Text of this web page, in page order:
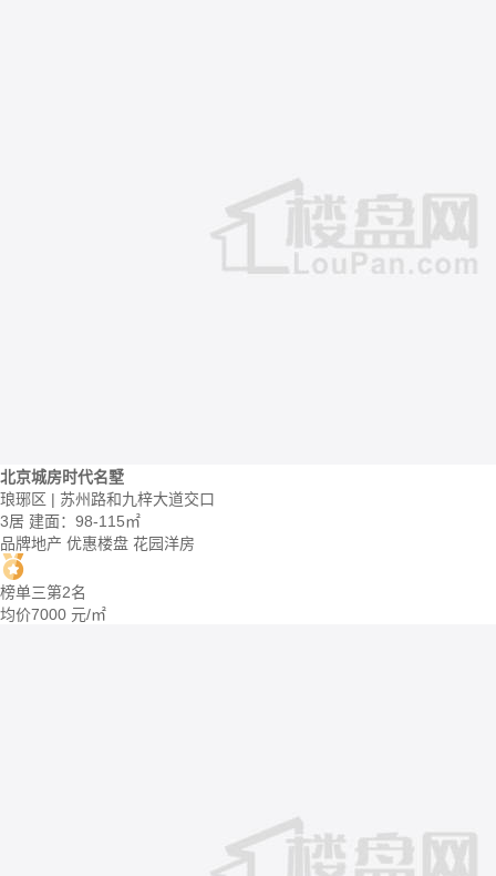
北京城房时代名墅
琅琊区 | 苏州路和九梓大道交口
3居 建面：98-115㎡
品牌地产 优惠楼盘 花园洋房
榜单三第2名
均价7000 元/㎡